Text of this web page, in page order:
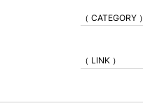
（ CATEGORY ）
（ LINK ）